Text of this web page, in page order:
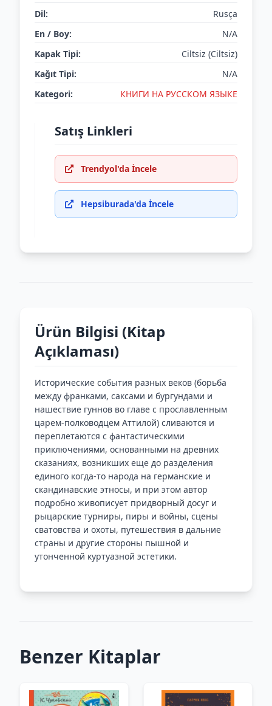
Dil:
Rusça
En / Boy:
N/A
Kapak Tipi:
Ciltsiz (Ciltsiz)
Kağıt Tipi:
N/A
Kategori:
КНИГИ НА РУССКОМ ЯЗЫКЕ
Satış Linkleri
Trendyol'da İncele
Hepsiburada'da İncele
Ürün Bilgisi (Kitap
Açıklaması)
Исторические события разных веков (борьба
между франками, саксами и бургундами и
нашествие гуннов во главе с прославленным
царем-полководцем Аттилой) сливаются и
переплетаются с фантастическими
приключениями, основанными на древних
сказаниях, возникших еще до разделения
единого когда-то народа на германские и
скандинавские этносы, и при этом автор
подробно живописует придворный досуг и
рыцарские турниры, пиры и войны, сцены
сватовства и охоты, путешествия в дальние
страны и другие стороны пышной и
утонченной куртуазной эстетики.
Benzer Kitaplar